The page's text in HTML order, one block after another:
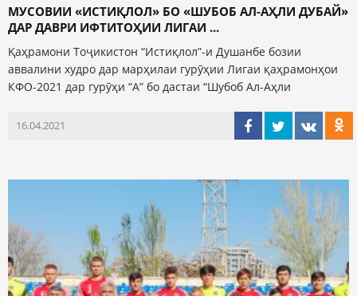
МУСОВИИ «ИСТИҚЛОЛ» БО «ШУБОБ АЛ-АҲЛИ ДУБАЙ»
ДАР ДАВРИ ИФТИТОҲИИ ЛИГАИ ...
Қаҳрамони Тоҷикистон “Истиқлол”-и Душанбе бозии
аввалини худро дар марҳилаи гурӯҳии Лигаи қаҳрамонҳои
КФО-2021 дар гурӯҳи “А” бо дастаи “Шубоб Ал-Аҳли
16.04.2021